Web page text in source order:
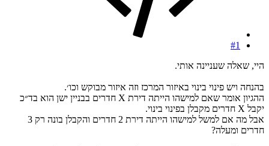
#1
היי, שאלה שעניינה אותי.
בהנחה ויש פינוי בינוי באיזור המרכז וזה איזור מבוקש וכו׳.
ההגיון אומר שאם למישהו הייתה דירת X חדרים בבניין ישן הוא בד״כ
יקבל X חדרים מקבלן בפינוי בינוי.
אבל מה אם למשל למישהו הייתה דירת 2 חדרים והקבלן בונה רק 3
חדרים ומעלה?